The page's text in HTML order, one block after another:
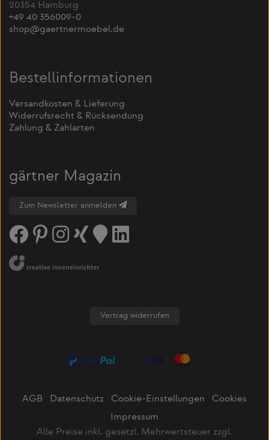
20354 Hamburg
+49 40 356009-0
shop@gaertnermoebel.de
Bestellinformationen
Versandkosten & Lieferung
Widerrufsrecht & Rücksendung
Zahlung & Zahlarten
gärtner Magazin
Zum Newsletter anmelden
Vertrag widerrufen
AGB Datenschutz Cookie-Einstellungen
Cookies
Impressum
Alle Preise inkl. gesetzl. Mehrwertsteuer zzgl.